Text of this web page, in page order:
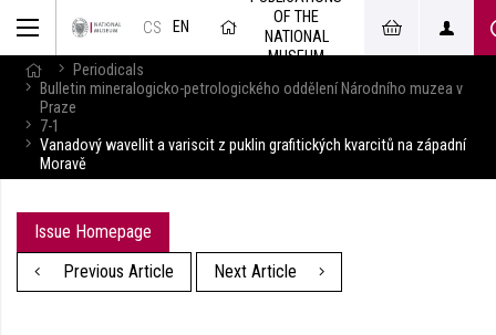
CS EN
OF THE
NATIONAL
MUSEUM
Periodicals
Bulletin mineralogicko-petrologického oddělení Národního muzea v
Praze
7-1
Vanadový wavellit a variscit z puklin grafitických kvarcitů na západní
Moravě
Issue Homepage
Previous Article
Next Article